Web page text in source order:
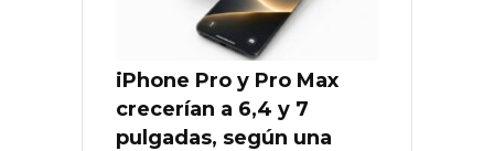
iPhone Pro y Pro Max
crecerían a 6,4 y 7
pulgadas, según una